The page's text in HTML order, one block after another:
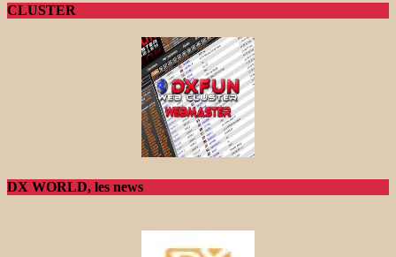
CLUSTER
DX WORLD, les news